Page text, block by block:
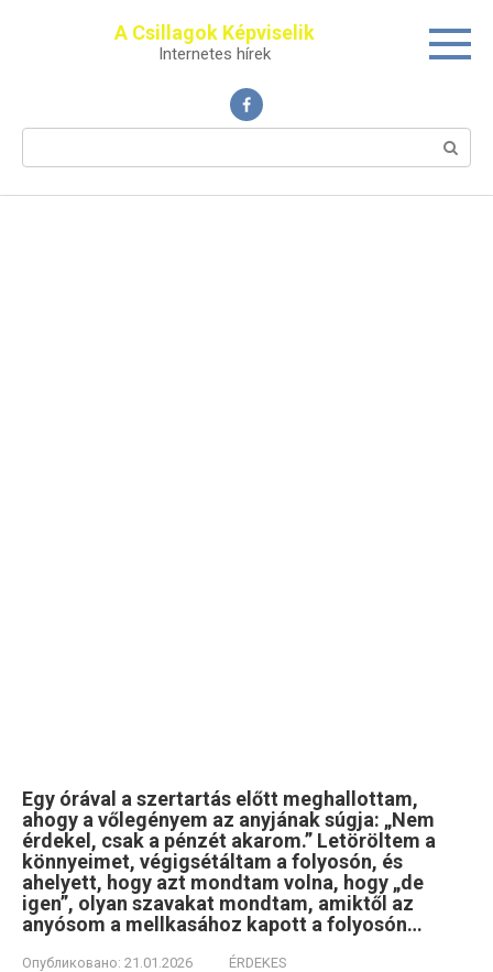
A Csillagok Képviselik
Internetes hírek
Поиск:
Egy órával a szertartás előtt meghallottam,
ahogy a vőlegényem az anyjának súgja: „Nem
érdekel, csak a pénzét akarom.” Letöröltem a
könnyeimet, végigsétáltam a folyosón, és
ahelyett, hogy azt mondtam volna, hogy „de
igen”, olyan szavakat mondtam, amiktől az
anyósom a mellkasához kapott a folyosón…
Опубликовано: 21.01.2026 ÉRDEKES